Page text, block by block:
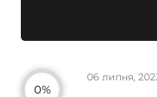
0%
06 липня,